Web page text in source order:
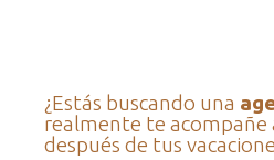
¿Estás buscando una
realmente te
después de tus